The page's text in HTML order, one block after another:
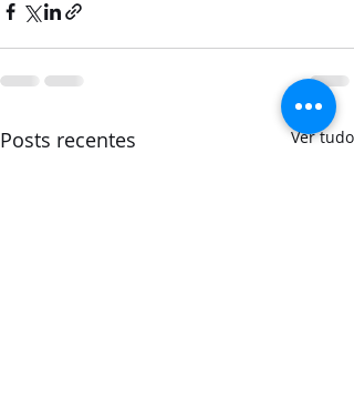
Posts recentes Ver tudo